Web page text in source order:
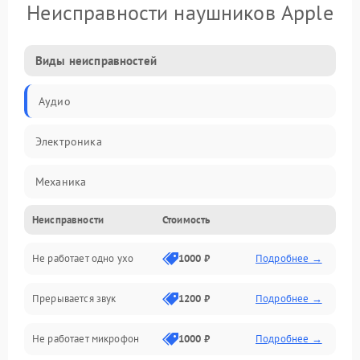
Неисправности наушников Apple
Виды неисправностей
Аудио
Электроника
Механика
Электропитание
Связь
Механические повреждения
Неисправности Стоимость
Не работает одно ухо 1000 ₽ Подробнее →
Прерывается звук 1200 ₽ Подробнее →
Не работает микрофон 1000 ₽ Подробнее →